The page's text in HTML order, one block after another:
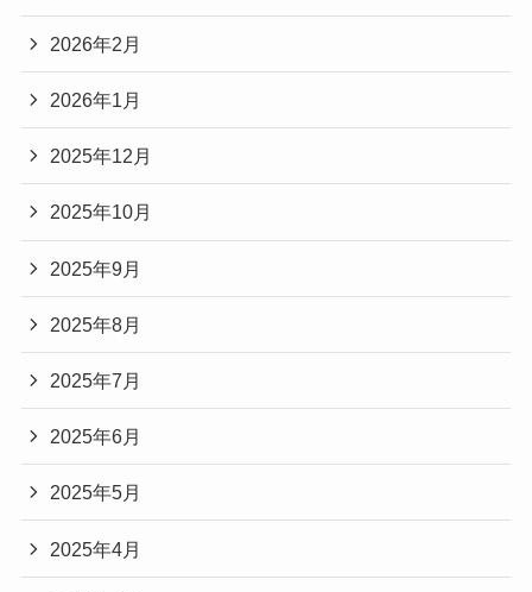
2026年2月
2026年1月
2025年12月
2025年10月
2025年9月
2025年8月
2025年7月
2025年6月
2025年5月
2025年4月